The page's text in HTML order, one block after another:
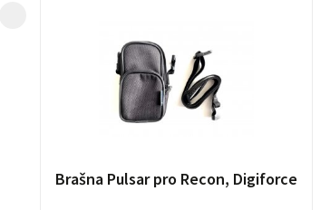
Brašna Pulsar pro Recon, Digiforce